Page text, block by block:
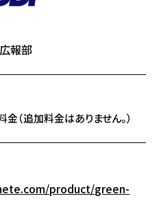
報部
（追加料金はありません。）
product/green-